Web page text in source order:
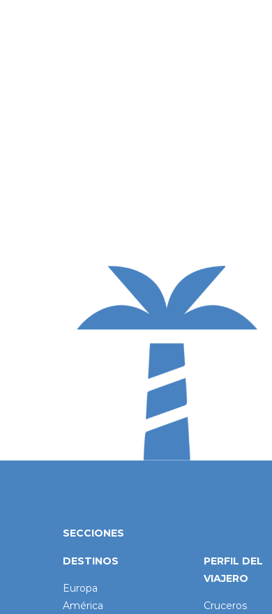
SECCIONES
DESTINOS
Europa
América
PERFIL DEL
VIAJERO
Cruceros